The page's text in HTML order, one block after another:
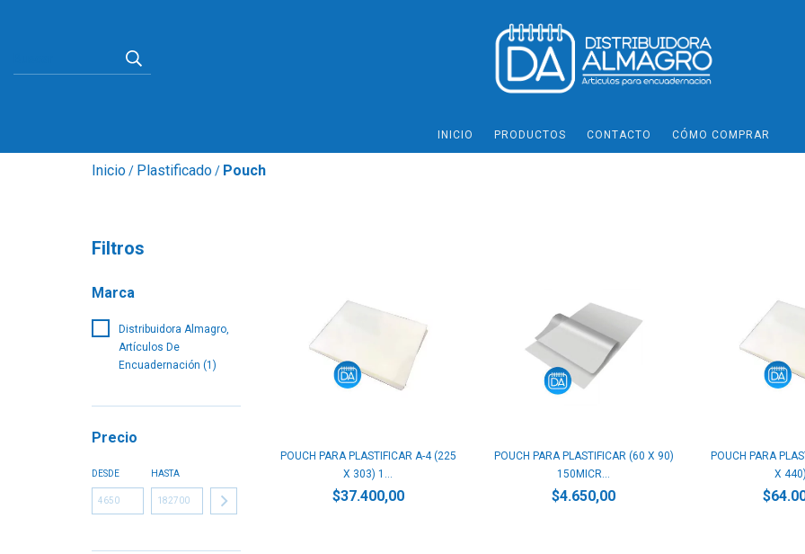
INICIO PRODUCTOS CONTACTO CÓMO COMPRAR
Inicio/ Plastificado/ Pouch
Filtros
Marca
Distribuidora Almagro,
Artículos De
Encuadernación (1)
Precio
DESDE HASTA
POUCH PARA PLASTIFICAR A-4 (225
X 303) 1...
$37.400,00
POUCH PARA PLASTIFICAR (60 X 90)
150MICR...
$4.650,00
POUCH PARA
X 440)